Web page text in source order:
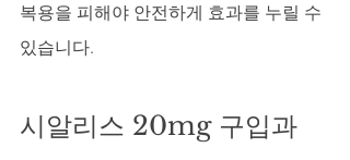
복용을 피해야 안전하게 효과를 누릴 수
있습니다.
시알리스 20mg 구입과